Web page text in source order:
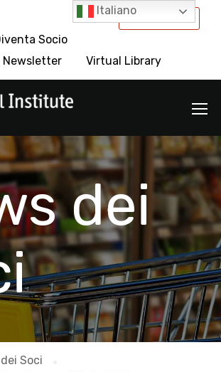
International
Socio
Newsletter
Virtual Library
dei
Soci
Italiano